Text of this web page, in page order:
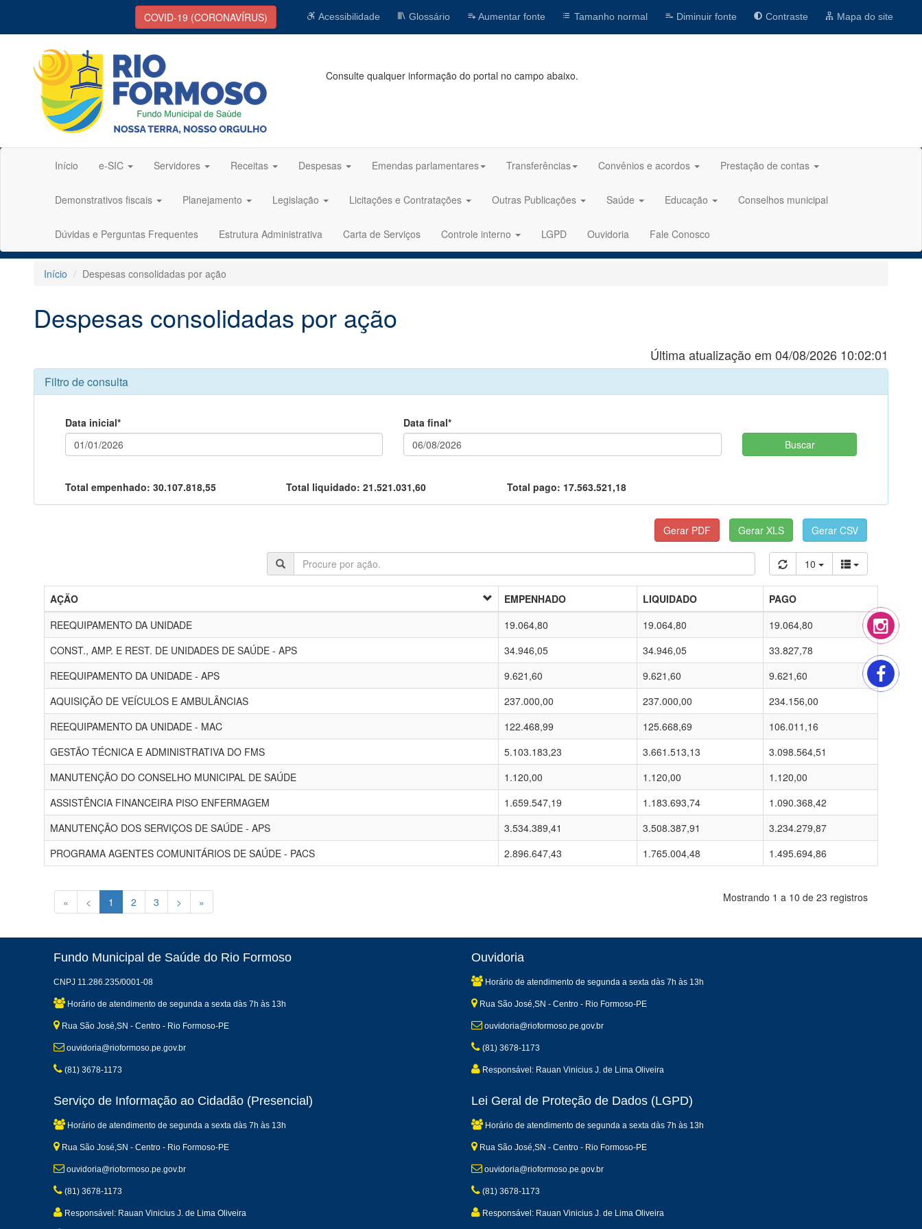
COVID-19 (CORONAVÍRUS) Acessibilidade Glossário Aumentar fonte Tamanho normal Diminuir fonte Contraste Mapa do site
Consulte qualquer informação do portal no campo abaixo.
Início e-SIC Servidores Receitas Despesas Emendas parlamentares Transferências Convênios e acordos Prestação de contas
Demonstrativos fiscais Planejamento Legislação Licitações e Contratações Outras Publicações Saúde Educação Conselhos municipal
Dúvidas e Perguntas Frequentes Estrutura Administrativa Carta de Serviços Controle interno LGPD Ouvidoria Fale Conosco
Início Despesas consolidadas por ação
Despesas consolidadas por ação
Última atualização em 04/08/2026 10:02:01
Filtro de consulta
Data inicial* Data final*
Total empenhado: 30.107.818,55 Total liquidado: 21.521.031,60 Total pago: 17.563.521,18
10
AÇÃO EMPENHADO LIQUIDADO
PAGO
REEQUIPAMENTO DA UNIDADE
19.064,80 19.064,80
19.064,80
CONST., AMP. E REST. DE UNIDADES DE SAÚDE - APS
34.946,05 34.946,05
33.827,78
REEQUIPAMENTO DA UNIDADE - APS
9.621,60 9.621,60
9.621,60
AQUISIÇÃO DE VEÍCULOS E AMBULÂNCIAS
237.000,00 237.000,00
234.156,00
REEQUIPAMENTO DA UNIDADE - MAC
122.468,99 125.668,69
106.011,16
GESTÃO TÉCNICA E ADMINISTRATIVA DO FMS
5.103.183,23 3.661.513,13
3.098.564,51
MANUTENÇÃO DO CONSELHO MUNICIPAL DE SAÚDE
1.120,00 1.120,00
1.120,00
ASSISTÊNCIA FINANCEIRA PISO ENFERMAGEM
1.659.547,19 1.183.693,74
1.090.368,42
MANUTENÇÃO DOS SERVIÇOS DE SAÚDE - APS
3.534.389,41 3.508.387,91
3.234.279,87
PROGRAMA AGENTES COMUNITÁRIOS DE SAÚDE - PACS
2.896.647,43 1.765.004,48 1.495.694,86
« < 1 2 3 > » Mostrando 1 a 10 de 23 registros
Fundo Municipal de Saúde do Rio Formoso
CNPJ 11.286.235/0001-08
Horário de atendimento de segunda a sexta dàs 7h às 13h
Rua São José,SN - Centro - Rio Formoso-PE
ouvidoria@rioformoso.pe.gov.br
(81) 3678-1173
Ouvidoria
Horário de atendimento de segunda a sexta dàs 7h às 13h
Rua São José,SN - Centro - Rio Formoso-PE
ouvidoria@rioformoso.pe.gov.br
(81) 3678-1173
Responsável: Rauan Vinicius J. de Lima Oliveira
Serviço de Informação ao Cidadão (Presencial)
Horário de atendimento de segunda a sexta dàs 7h às 13h
Rua São José,SN - Centro - Rio Formoso-PE
ouvidoria@rioformoso.pe.gov.br
(81) 3678-1173
Responsável: Rauan Vinicius J. de Lima Oliveira
Lei Geral de Proteção de Dados (LGPD)
Horário de atendimento de segunda a sexta dàs 7h às 13h
Rua São José,SN - Centro - Rio Formoso-PE
ouvidoria@rioformoso.pe.gov.br
(81) 3678-1173
Responsável: Rauan Vinicius J. de Lima Oliveira